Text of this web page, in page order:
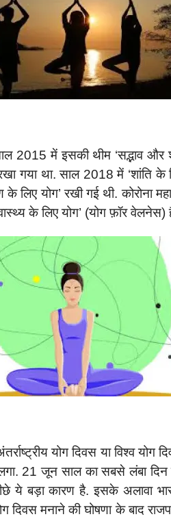
2015 में इसकी थीम ‘सद्भाव
गया था. साल 2018 में ‘शांति
लिए योग’ रखी गई थी.
के लिए योग’ (योग फ़ॉर वेलनेस)
योग दिवस या विश्व
21 जून साल का सबसे लंबा
ये बड़ा कारण है. इसके अलावा
दिवस मनाने की घोषणा के बाद